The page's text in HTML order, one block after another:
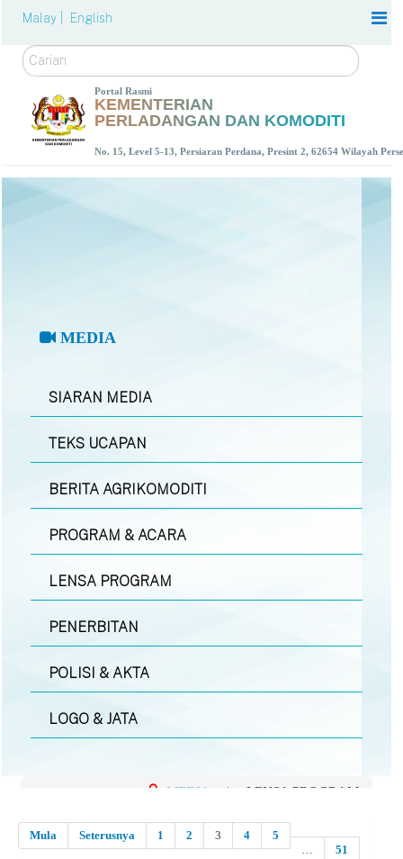
Malay | English
Carian
Portal Rasmi
KEMENTERIAN
PERLADANGAN DAN KOMODITI
No. 15, Level 5-13, Persiaran Perdana, Presint 2, 62654 Wilayah
MEDIA
SIARAN MEDIA
TEKS UCAPAN
BERITA AGRIKOMODITI
PROGRAM & ACARA
LENSA PROGRAM
PENERBITAN
POLISI & AKTA
LOGO & JATA
MEDIA | LENSA PROGRAM
Mula Seterusnya 1 2 3 4
5
…
51